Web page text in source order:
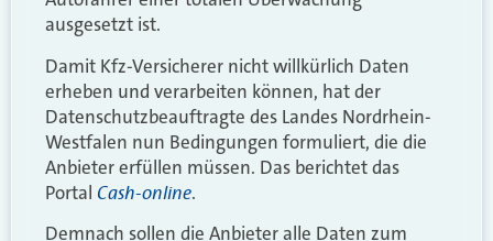
ausgesetzt ist.
Damit Kfz-Versicherer nicht willkürlich Daten
erheben und verarbeiten können, hat der
Datenschutzbeauftragte des Landes Nordrhein-
Westfalen nun Bedingungen formuliert, die die
Anbieter erfüllen müssen. Das berichtet das
Portal Cash-online.
Demnach sollen die Anbieter alle Daten zum